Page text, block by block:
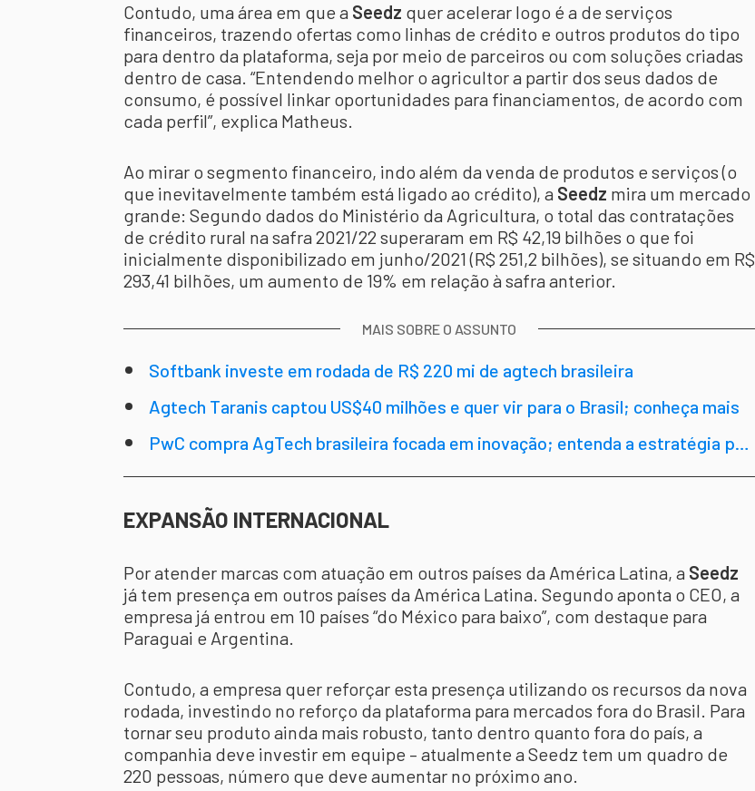
Contudo, uma área em que a Seedz quer acelerar logo é a de serviços
financeiros, trazendo ofertas como linhas de crédito e outros produtos do tipo
para dentro da plataforma, seja por meio de parceiros ou com soluções criadas
dentro de casa. “Entendendo melhor o agricultor a partir dos seus dados de
consumo, é possível linkar oportunidades para financiamentos, de acordo com
cada perfil”, explica Matheus.
Ao mirar o segmento financeiro, indo além da venda de produtos e serviços (o
que inevitavelmente também está ligado ao crédito), a Seedz mira um mercado
grande: Segundo dados do Ministério da Agricultura, o total das contratações
de crédito rural na safra 2021/22 superaram em R$ 42,19 bilhões o que foi
inicialmente disponibilizado em junho/2021 (R$ 251,2 bilhões), se situando em R$
293,41 bilhões, um aumento de 19% em relação à safra anterior.
MAIS SOBRE O ASSUNTO
Softbank investe em rodada de R$ 220 mi de agtech brasileira
Agtech Taranis captou US$40 milhões e quer vir para o Brasil; conheça mais
PwC compra AgTech brasileira focada em inovação; entenda a estratégia por
EXPANSÃO INTERNACIONAL
Por atender marcas com atuação em outros países da América Latina, a Seedz
já tem presença em outros países da América Latina. Segundo aponta o CEO, a
empresa já entrou em 10 países “do México para baixo”, com destaque para
Paraguai e Argentina.
Contudo, a empresa quer reforçar esta presença utilizando os recursos da nova
rodada, investindo no reforço da plataforma para mercados fora do Brasil. Para
tornar seu produto ainda mais robusto, tanto dentro quanto fora do país, a
companhia deve investir em equipe – atualmente a Seedz tem um quadro de
220 pessoas, número que deve aumentar no próximo ano.